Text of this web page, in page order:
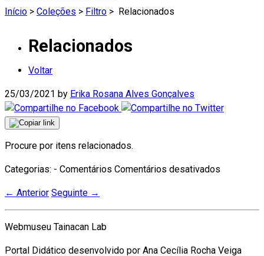
Início > Coleções > Filtro > Relacionados
Relacionados
Voltar
25/03/2021 by Erika Rosana Alves Gonçalves
Procure por itens relacionados.
Categorias: - Comentários Comentários desativados
← Anterior Seguinte →
Webmuseu Tainacan Lab
Portal Didático desenvolvido por Ana Cecília Rocha Veiga